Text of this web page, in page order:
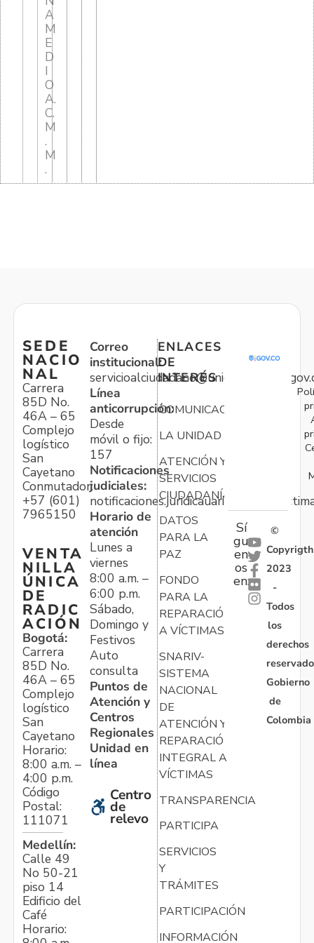
A
M
E
D
I
O
A.
C.
M
.
M
.
SEDE
NACIO
NAL
Carrera
85D No.
46A – 65
Complejo
logístico
San
Cayetano
Conmutador:
+57 (601)
7965150
VENTA
NILLA
ÚNICA
DE
RADIC
ACIÓN
Bogotá:
Carrera
85D No.
46A – 65
Complejo
logístico
San
Cayetano
Horario:
8:00 a.m. –
4:00 p.m.
Código
Postal:
111071
Medellín:
Calle 49
No 50-21
piso 14
Edificio del
Café
Horario:
Correo
institucional:
Línea
anticorrupción:
Desde
móvil o fijo:
157
Notificaciones
judiciales:
Horario de
atención
Lunes a
viernes
8:00 a.m. –
6:00 p.m.
Sábado,
Domingo y
Festivos
Auto
consulta
Puntos de
Atención y
Centros
Regionales
Unidad en
línea
Centro
de
relevo
ENLACES
DE
INTERÉS
COMUNICACIONES
LA UNIDAD
ATENCIÓN Y
SERVICIOS
CIUDADANÍA
DATOS
PARA LA
PAZ
FONDO
PARA LA
REPARACIÓN
A VÍCTIMAS
SNARIV-
SISTEMA
NACIONAL
DE
ATENCIÓN Y
REPARACIÓN
INTEGRAL A
VÍCTIMAS
TRANSPARENCIA
PARTICIPA
SERVICIOS
Y
TRÁMITES
PARTICIPACIÓN
INFORMACIÓN
Sí
gu
en
os
en:
©
Copyrigth
2023
-
Todos
los
derechos
Gobierno
de
Colombia